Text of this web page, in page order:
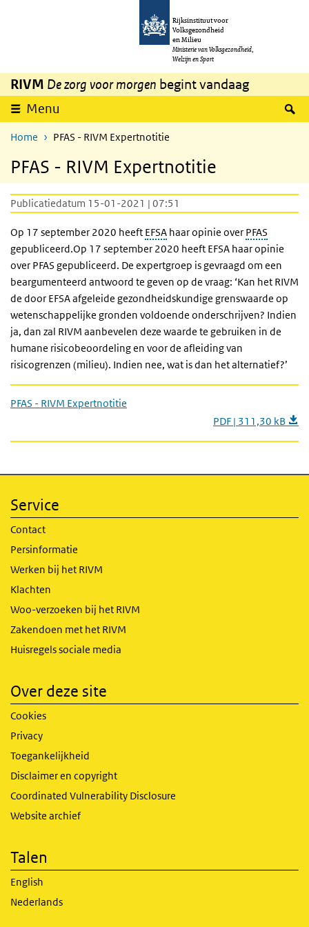
Overslaan en naar de inhoud gaan
Rijksinstituut voor
Volksgezondheid
en Milieu
Ministerie van Volksgezondheid,
Welzijn en Sport
RIVM De zorg voor morgen begint vandaag
Menu
Home PFAS - RIVM Expertnotitie
PFAS - RIVM Expertnotitie
Publicatiedatum 15-01-2021 | 07:51
Op 17 september 2020 heeft EFSA haar opinie over PFAS
gepubliceerd.Op 17 september 2020 heeft EFSA haar opinie
over PFAS gepubliceerd. De expertgroep is gevraagd om een
beargumenteerd antwoord te geven op de vraag: ‘Kan het RIVM
de door EFSA afgeleide gezondheidskundige grenswaarde op
wetenschappelijke gronden voldoende onderschrijven? Indien
ja, dan zal RIVM aanbevelen deze waarde te gebruiken in de
humane risicobeoordeling en voor de afleiding van
risicogrenzen (milieu). Indien nee, wat is dan het alternatief?’
PFAS - RIVM Expertnotitie
PDF | 311,30 kB
Service
Contact
Persinformatie
Werken bij het RIVM
Klachten
Woo-verzoeken bij het RIVM
Zakendoen met het RIVM
Huisregels sociale media
Over deze site
Cookies
Privacy
Toegankelijkheid
Disclaimer en copyright
Coordinated Vulnerability Disclosure
Website archief
Talen
English
Nederlands